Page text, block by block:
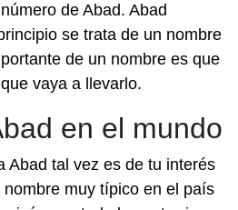
de Abad. Abad
se trata de un nombre
de un nombre es que
vaya a llevarlo.
en el mundo
Abad tal vez es de tu interés
muy típico en el país